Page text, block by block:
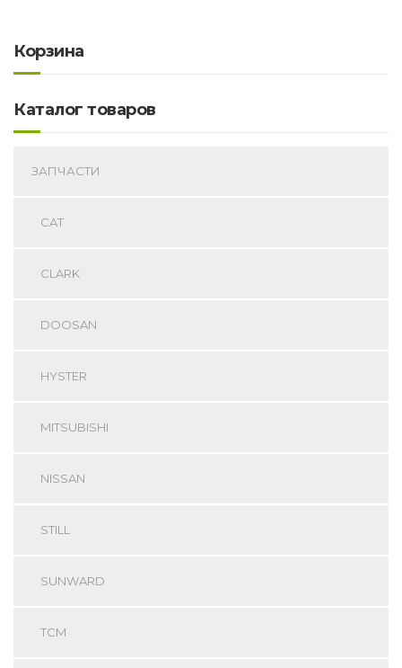
Корзина
Каталог товаров
ЗАПЧАСТИ
CAT
CLARK
DOOSAN
HYSTER
MITSUBISHI
NISSAN
STILL
SUNWARD
TCM